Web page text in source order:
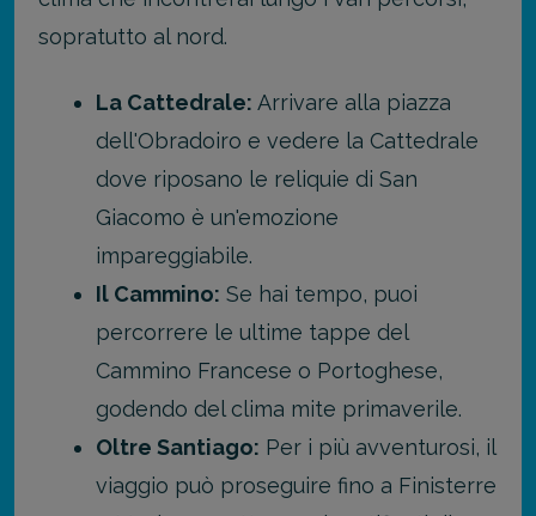
sopratutto al nord.
La Cattedrale: Arrivare alla piazza
dell'Obradoiro e vedere la Cattedrale
dove riposano le reliquie di San
Giacomo è un'emozione
impareggiabile.
Il Cammino: Se hai tempo, puoi
percorrere le ultime tappe del
Cammino Francese o Portoghese,
godendo del clima mite primaverile.
Oltre Santiago: Per i più avventurosi, il
viaggio può proseguire fino a Finisterre